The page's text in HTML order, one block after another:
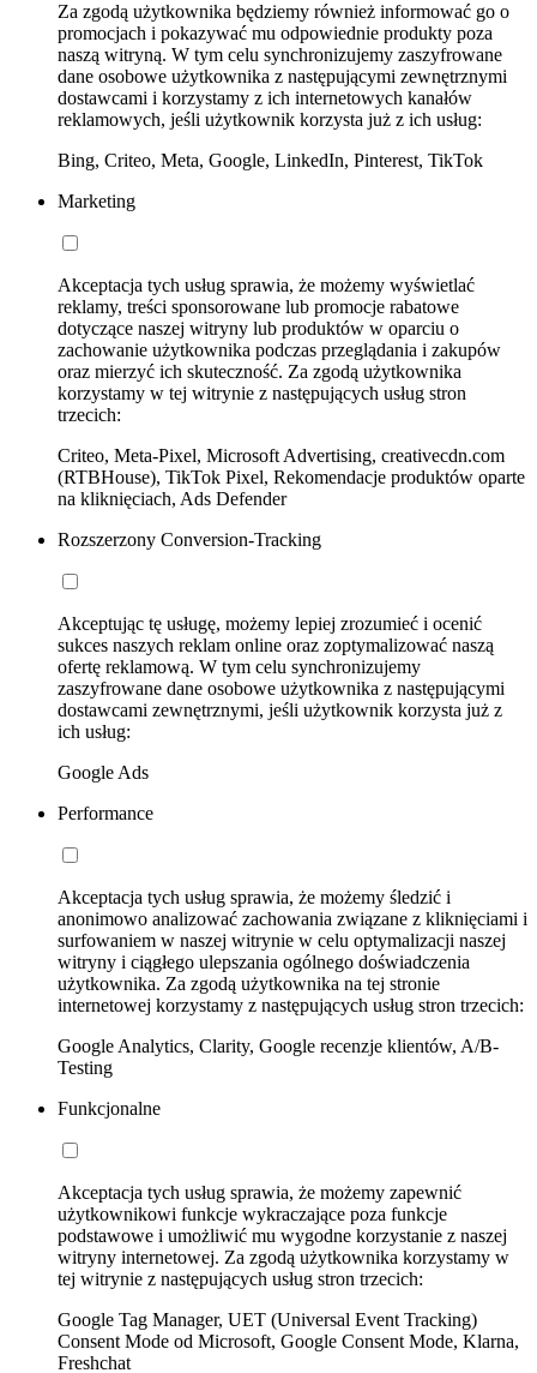
Za zgodą użytkownika będziemy również informować go o
promocjach i pokazywać mu odpowiednie produkty poza
naszą witryną. W tym celu synchronizujemy zaszyfrowane
dane osobowe użytkownika z następującymi zewnętrznymi
dostawcami i korzystamy z ich internetowych kanałów
reklamowych, jeśli użytkownik korzysta już z ich usług:
Bing, Criteo, Meta, Google, LinkedIn, Pinterest, TikTok
Marketing
Akceptacja tych usług sprawia, że możemy wyświetlać
reklamy, treści sponsorowane lub promocje rabatowe
dotyczące naszej witryny lub produktów w oparciu o
zachowanie użytkownika podczas przeglądania i zakupów
oraz mierzyć ich skuteczność. Za zgodą użytkownika
korzystamy w tej witrynie z następujących usług stron
trzecich:
Criteo, Meta-Pixel, Microsoft Advertising, creativecdn.com
(RTBHouse), TikTok Pixel, Rekomendacje produktów oparte
na kliknięciach, Ads Defender
Rozszerzony Conversion-Tracking
Akceptując tę usługę, możemy lepiej zrozumieć i ocenić
sukces naszych reklam online oraz zoptymalizować naszą
ofertę reklamową. W tym celu synchronizujemy
zaszyfrowane dane osobowe użytkownika z następującymi
dostawcami zewnętrznymi, jeśli użytkownik korzysta już z
ich usług:
Google Ads
Performance
Akceptacja tych usług sprawia, że możemy śledzić i
anonimowo analizować zachowania związane z kliknięciami i
surfowaniem w naszej witrynie w celu optymalizacji naszej
witryny i ciągłego ulepszania ogólnego doświadczenia
użytkownika. Za zgodą użytkownika na tej stronie
internetowej korzystamy z następujących usług stron trzecich:
Google Analytics, Clarity, Google recenzje klientów, A/B-
Testing
Funkcjonalne
Akceptacja tych usług sprawia, że możemy zapewnić
użytkownikowi funkcje wykraczające poza funkcje
podstawowe i umożliwić mu wygodne korzystanie z naszej
witryny internetowej. Za zgodą użytkownika korzystamy w
tej witrynie z następujących usług stron trzecich:
Google Tag Manager, UET (Universal Event Tracking)
Consent Mode od Microsoft, Google Consent Mode, Klarna,
Freshchat